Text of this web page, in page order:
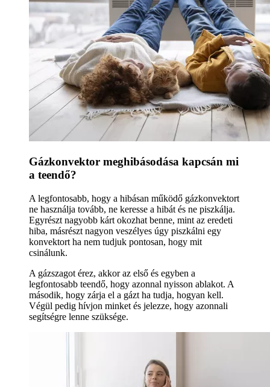
Gázkonvektor meghibásodása kapcsán mi
a teendő?
A legfontosabb, hogy a hibásan működő gázkonvektort
ne használja tovább, ne keresse a hibát és ne piszkálja.
Egyrészt nagyobb kárt okozhat benne, mint az eredeti
hiba, másrészt nagyon veszélyes úgy piszkálni egy
konvektort ha nem tudjuk pontosan, hogy mit
csinálunk.
A gázszagot érez, akkor az első és egyben a
legfontosabb teendő, hogy azonnal nyisson ablakot. A
második, hogy zárja el a gázt ha tudja, hogyan kell.
Végül pedig hívjon minket és jelezze, hogy azonnali
segítségre lenne szüksége.